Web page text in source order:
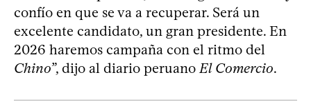
confío en que se va a recuperar. Será un
excelente candidato, un gran presidente. En
2026 haremos campaña con el ritmo del
Chino”, dijo al diario peruano El Comercio.